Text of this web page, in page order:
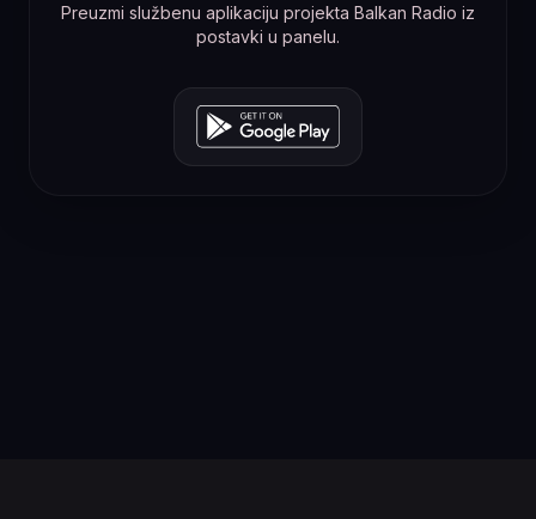
Preuzmi službenu aplikaciju projekta Balkan Radio iz
postavki u panelu.